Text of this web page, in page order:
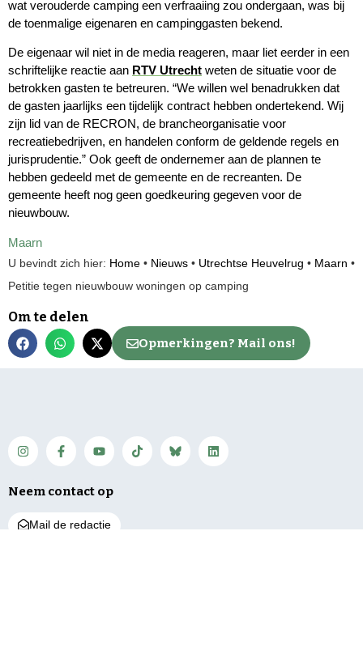
wat verouderde camping een verfraaiing zou ondergaan, was bij
de toenmalige eigenaren en campinggasten bekend.
De eigenaar wil niet in de media reageren, maar liet eerder in een
schriftelijke reactie aan RTV Utrecht weten de situatie voor de
betrokken gasten te betreuren. “We willen wel benadrukken dat
de gasten jaarlijks een tijdelijk contract hebben ondertekend. Wij
zijn lid van de RECRON, de brancheorganisatie voor
recreatiebedrijven, en handelen conform de geldende regels en
jurisprudentie.” Ook geeft de ondernemer aan de plannen te
hebben gedeeld met de gemeente en de recreanten. De
gemeente heeft nog geen goedkeuring gegeven voor de
nieuwbouw.
Maarn
U bevindt zich hier: Home • Nieuws • Utrechtse Heuvelrug • Maarn •
Petitie tegen nieuwbouw woningen op camping
Om te delen
Opmerkingen? Mail ons!
Neem contact op
Mail de redactie